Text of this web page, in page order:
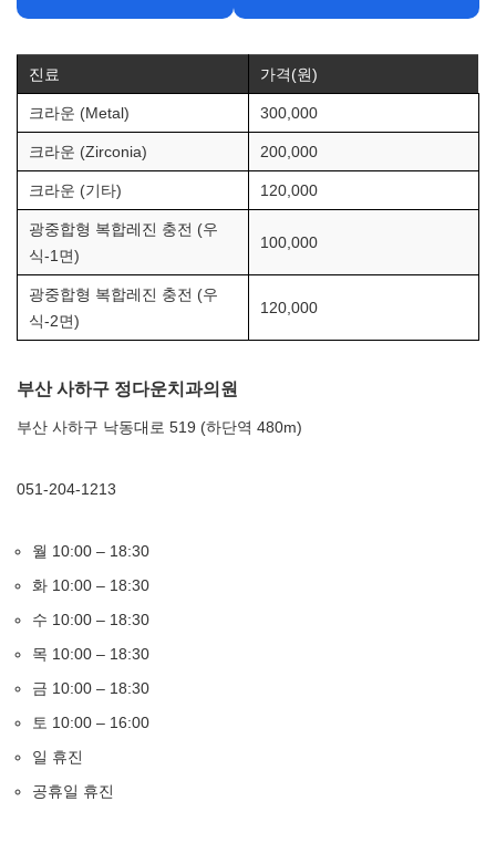
진료 가격(원)
크라운 (Metal) 300,000
크라운 (Zirconia) 200,000
크라운 (기타) 120,000
광중합형 복합레진 충전 (우
식-1면)
100,000
광중합형 복합레진 충전 (우
식-2면)
120,000
부산 사하구 정다운치과의원
부산 사하구 낙동대로 519 (하단역 480m)
051-204-1213
월 10:00 – 18:30
화 10:00 – 18:30
수 10:00 – 18:30
목 10:00 – 18:30
금 10:00 – 18:30
토 10:00 – 16:00
일 휴진
공휴일 휴진